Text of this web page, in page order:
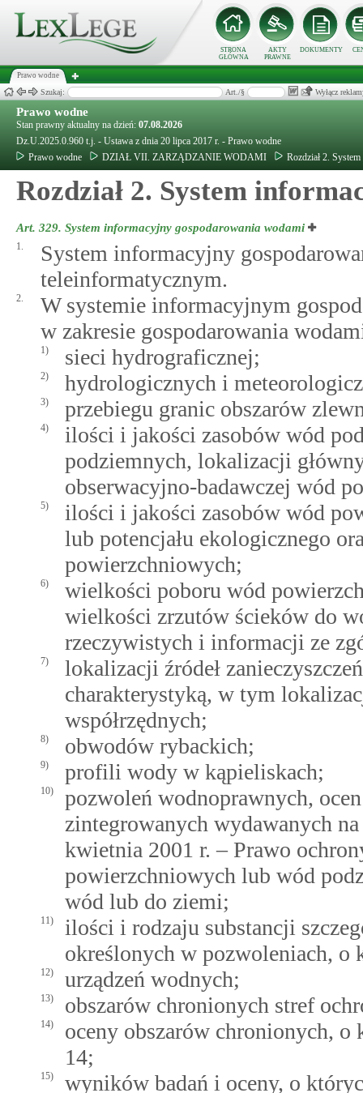
STRONA
GŁÓWNA
AKTY
PRAWNE
DOKUMENTY
Prawo wodne
Szukaj: Art./§ Wyłącz
Prawo wodne
Stan prawny aktualny na dzień: 07.08.2026
Dz.U.2025.0.960 t.j. - Ustawa z dnia 20 lipca 2017 r. - Prawo wodne
Prawo wodne
DZIAŁ VII. ZARZĄDZANIE WODAMI Rozdział 2.
Rozdział 2. System
Art. 329. System informacyjny gospodarowania wodami
1.
System informacyjny
teleinformatycznym.
2.
W systemie informacyjnym
w zakresie gospodarowania
1) sieci hydrograficznej;
2) hydrologicznych i
3) przebiegu granic obszarów
4)
ilości i jakości zasobów wód
podziemnych, lokalizacji
obserwacyjno-badawczej wód
5)
ilości i jakości zasobów wód
lub potencjału ekologicznego
powierzchniowych;
6)
wielkości poboru wód
wielkości zrzutów ścieków do
rzeczywistych i informacji ze
7)
lokalizacji źródeł
charakterystyką, w tym
współrzędnych;
8) obwodów rybackich;
9) profili wody w kąpieliskach;
10)
pozwoleń wodnoprawnych,
zintegrowanych wydawanych
kwietnia 2001 r. – Prawo
powierzchniowych lub wód
wód lub do ziemi;
11)
ilości i rodzaju substancji
określonych w pozwoleniach, o
12) urządzeń wodnych;
13) obszarów chronionych stref
14)
oceny obszarów chronionych,
14;
15)
wyników badań i oceny, o